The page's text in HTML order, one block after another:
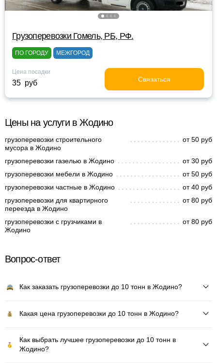
Грузоперевозки Гомель, РБ, РФ.
ПО ГОРОДУ МЕЖГОРОД
Цена посадки
35 руб Связаться
Цены на услуги в Жодино
грузоперевозки строительного
мусора в Жодино
от 50 руб
грузоперевозки газелью в Жодино
от 30 руб
грузоперевозки мебели в Жодино
от 50 руб
грузоперевозки частные в Жодино
от 40 руб
грузоперевозки для квартирного
переезда в Жодино
от 80 руб
грузоперевозки с грузчиками в
Жодино
от 80 руб
Вопрос-ответ
Как заказать грузоперевозки до 10 тонн в Жодино?
Какая цена грузоперевозки до 10 тонн в Жодино?
Как выбрать лучшее грузоперевозки до 10 тонн в
Жодино?